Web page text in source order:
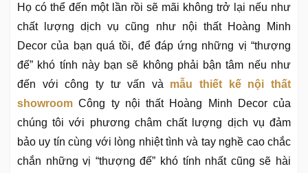
Họ có thể đến một lần rồi sẽ mãi không trở lại nếu như
chất lượng dịch vụ cũng như nội thất Hoàng Minh
Decor của bạn quá tồi, để đáp ứng những vị “thượng
đế” khó tính này bạn sẽ không phải bận tâm nếu như
đến với công ty tư vấn và mẫu thiết kế nội thất
showroom Công ty nội thất Hoàng Minh Decor của
chúng tôi với phương châm chất lượng dịch vụ đảm
bảo uy tín cùng với lòng nhiệt tình và tay nghề cao chắc
chắn những vị “thượng đế” khó tính nhất cũng sẽ hài